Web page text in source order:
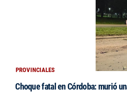
PROVINCIALES
Choque fatal en Córdoba: murió